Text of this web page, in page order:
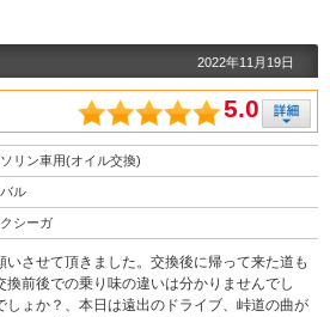
2022年11月19日
5.0
リン車用(オイル交換)
ル
シーガ
させて頂きました。交換後に帰って来た道も
前後での乗り味の違いは分かりませんでし
しょか？、本日は遠出のドライブ、峠道の曲が